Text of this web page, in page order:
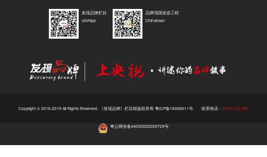
发现品牌栏目
cctvfxpp
品牌强国优选工程
Chinabsan
Copyright © 2016-2019 All Rights Reserved. 《发现品牌》栏目组版权所有 粤ICP备16068011号 联系电话： 4006-010-980
粤公网安备44030002009729号